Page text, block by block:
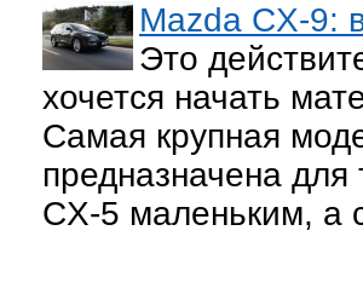
Mazda CX-9:
Это
хочется начать
Самая крупная
предназначена для
CX-5 маленьким, а